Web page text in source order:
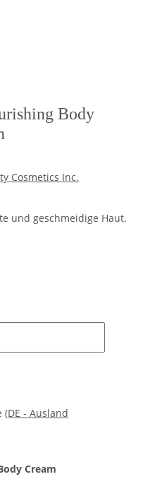
Body
Cosmetics Inc.
und geschmeidige Haut.
(DE - Ausland
Cream